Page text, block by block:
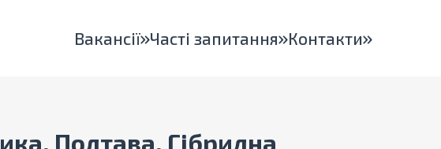
Вакансії Часті запитання Контакти
Полтава, Гібридна